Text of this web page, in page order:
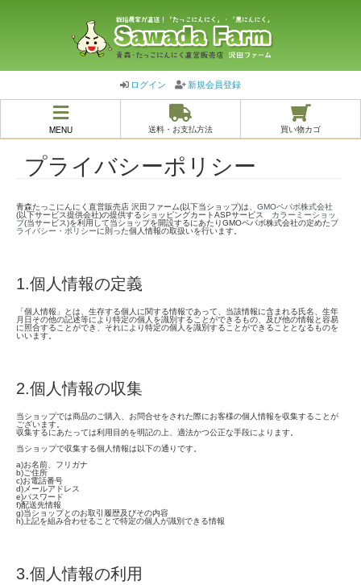
ログイン 新規会員登録
MENU 送料・お支払方法 買い物カゴ
プライバシーポリシー
青森たっこにんにく直営販売店 沢田ファーム(以下当ショップ)は、 GMOペパボ株式会社
(以下サービス提供会社)の提供するショッピングカートASPサービス カラーミーショッ
プ(当サービス)を利用して当ショップを開設するにあたりGMOペパボ株式会社の定めたプ
ライバシー・ポリシーに則った個人情報の取扱いを行います。
1.個人情報の定義
「個人情報」とは、生存する個人に関する情報であって、当該情報に含まれる氏名、生年
月日その他の記述等により特定の個人を識別することができるもの、及び他の情報と容易
に照合することができ、それにより特定の個人を識別することができることとなるものを
いいます。
2.個人情報の収集
当ショップでは商品のご購入、お問合せをされた際にお客様の個人情報を収集することが
ございます。
収集するにあたっては利用目的を明記の上、適法かつ公正な手段によります。
当ショップで収集する個人情報は以下の通りです。
a)お名前、フリガナ
b)ご住所
c)お電話番号
d)メールアドレス
e)パスワード
f)配送先情報
g)当ショップとのお取引履歴及びその内容
h)上記を組み合わせることで特定の個人が識別できる情報
3.個人情報の利用